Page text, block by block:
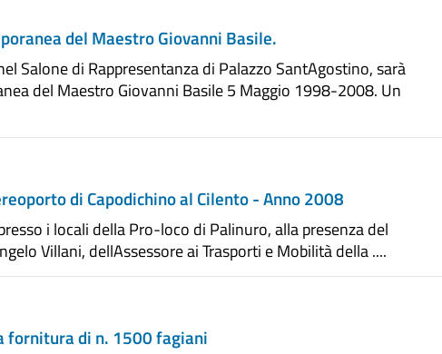
del Maestro Giovanni Basile.
Salone di Rappresentanza di Palazzo SantAgostino, sarà
del Maestro Giovanni Basile 5 Maggio 1998-2008. Un
di Capodichino al Cilento - Anno 2008
i locali della Pro-loco di Palinuro, alla presenza del
Villani, dellAssessore ai Trasporti e Mobilità della ....
fornitura di n. 1500 fagiani